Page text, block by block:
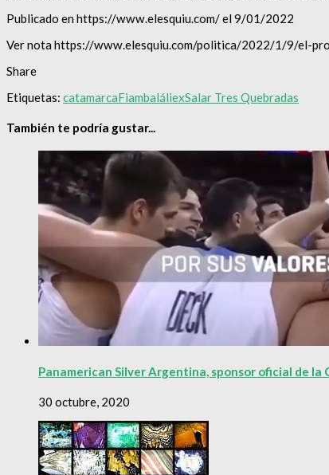
Publicado en https://www.elesquiu.com/ el 9/01/2022
Ver nota https://www.elesquiu.com/politica/2022/1/9/el-
Share
Etiquetas: catamarcaFiambaláliexSalar Tres Quebradas
También te podría gustar...
Panamerican Silver Argentina, sponsor oficial de la
30 octubre, 2020